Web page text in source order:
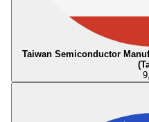
Taiwan Semiconductor